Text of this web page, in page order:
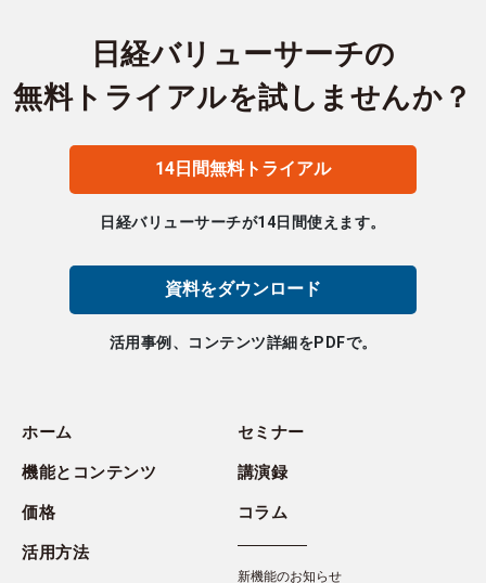
ホーム
機能とコンテンツ
価格
活用方法
セミナー
講演録
コラム
新機能のお知らせ
日経バリューサーチの
無料トライアルを試しませんか？
14日間無料トライアル
日経バリューサーチが14日間使えます。
資料をダウンロード
活用事例、コンテンツ詳細をPDFで。